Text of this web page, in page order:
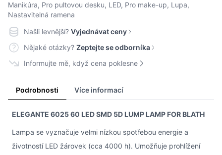
Manikúra, Pro pultovou desku, LED, Pro make-up, Lupa,
Nastavitelná ramena
Našli levnější? Vyjednávat ceny
Nějaké otázky? Zeptejte se odborníka
Informujte mě, když cena poklesne
Podrobnosti Více informací
ELEGANTE 6025 60 LED SMD 5D LUMP LAMP FOR BLATH
Lampa se vyznačuje velmi nízkou spotřebou energie a
životností LED žárovek (cca 4000 h). Umožňuje prohlížení